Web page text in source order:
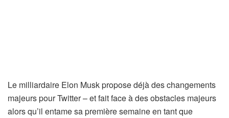
Le milliardaire Elon Musk propose déjà des changements
majeurs pour Twitter – et fait face à des obstacles majeurs
alors qu’il entame sa première semaine en tant que